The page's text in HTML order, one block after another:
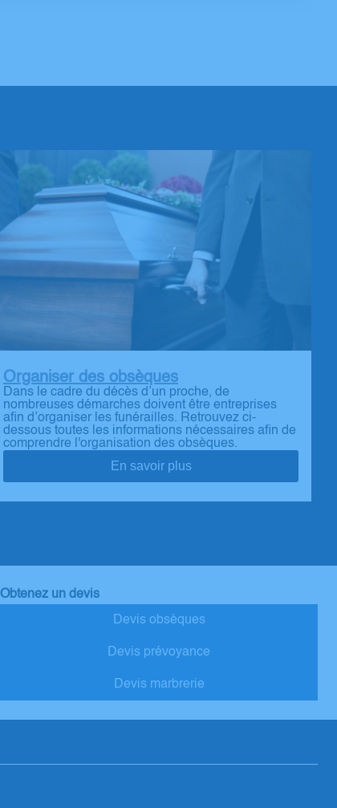
Organiser des obsèques
Dans le cadre du décès d’un proche, de
nombreuses démarches doivent être entreprises
afin d’organiser les funérailles. Retrouvez ci-
dessous toutes les informations nécessaires afin de
comprendre l'organisation des obsèques.
En savoir plus
Obtenez un devis
Devis obsèques
Devis prévoyance
Devis marbrerie